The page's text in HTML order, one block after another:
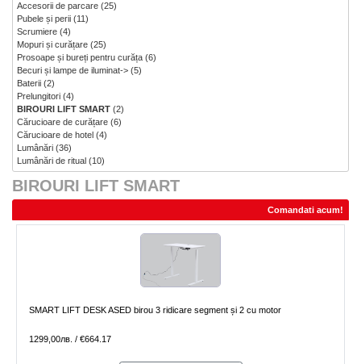
BIROURI LIFT SMART
Comandati acum!
SMART LIFT DESK ASED birou 3 ridicare segment și 2 cu motor
1299,00лв. / €664.17
Accesorii de parcare (25)
Pubele și perii (11)
Scrumiere (4)
Mopuri și curățare (25)
Prosoape și bureți pentru curăța (6)
Becuri și lampe de iluminat-> (5)
Baterii (2)
Prelungitori (4)
BIROURI LIFT SMART (2)
Cărucioare de curățare (6)
Cărucioare de hotel (4)
Lumânări (36)
Lumânări de ritual (10)